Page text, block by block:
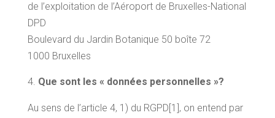
de l’exploitation de l’Aéroport de Bruxelles-National
DPD
Boulevard du Jardin Botanique 50 boîte 72
1000 Bruxelles
Que sont les « données personnelles »?
Au sens de l’article 4, 1) du RGPD[1], on entend par